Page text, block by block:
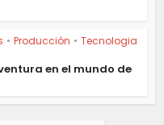
• Producción • Tecnologia
en el mundo de